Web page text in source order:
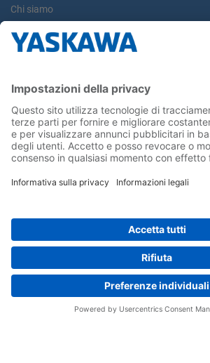
Chi siamo
Yaskawa Europe Gmbh
Conferma la tua presenza in Yaskawa
Seguici su...
Home Termini e Condizioni Imprint
Privacy
Cookie Choices
Whistleblowing
Informativa
Yaskawa Italia S.r.l. P.I. e C.F. 02235150360 - SDI